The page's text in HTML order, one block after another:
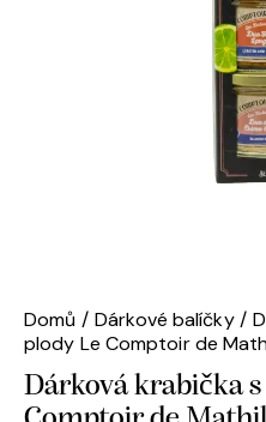
Domů Dárkové balíčky
plody Le Comptoir de
Dárková krabička